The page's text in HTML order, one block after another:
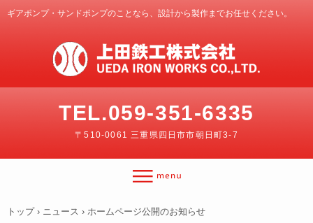
ギアポンプ・サンドポンプのことなら、設計から製作までお任せください。
TEL.059-351-6335
〒510-0061 三重県四日市市朝日町3-7
トップ › ニュース › ホームページ公開のお知らせ